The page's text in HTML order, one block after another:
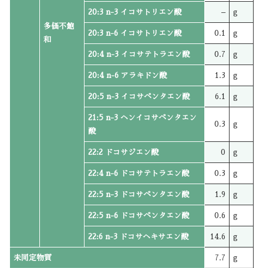
多価不飽
和
20:3 n-3 イコサトリエン酸 – g
20:3 n-6 イコサトリエン酸 0.1 g
20:4 n-3 イコサテトラエン酸 0.7 g
20:4 n-6 アラキドン酸 1.3 g
20:5 n-3 イコサペンタエン酸 6.1 g
21:5 n-3 ヘンイコサペンタエン
酸
0.3 g
22:2 ドコサジエン酸 0 g
22:4 n-6 ドコサテトラエン酸 0.3 g
22:5 n-3 ドコサペンタエン酸 1.9 g
22:5 n-6 ドコサペンタエン酸 0.6 g
22:6 n-3 ドコサヘキサエン酸 14.6 g
未同定物質 7.7 g